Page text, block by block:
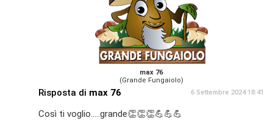
max 76
(Grande Fungaiolo)
Risposta di max 76 6 Settembre 2024 18:41
Così ti voglio.....grande👏👏👏💪💪💪